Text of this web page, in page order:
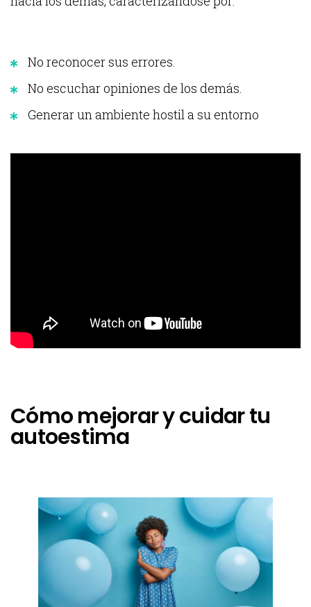
No reconocer sus errores.
No escuchar opiniones de los demás.
Generar un ambiente hostil a su entorno
Cómo mejorar y cuidar tu
autoestima